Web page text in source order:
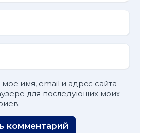
моё имя, email и адрес сайта
для последующих моих
комментарий